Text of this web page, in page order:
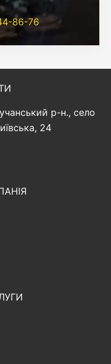
86-76
р-н., село
24